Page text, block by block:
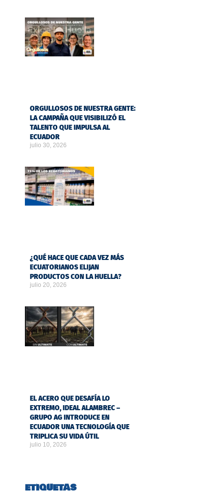
ORGULLOSOS DE NUESTRA GENTE:
LA CAMPAÑA QUE VISIBILIZÓ EL
TALENTO QUE IMPULSA AL
ECUADOR
julio 30, 2026
¿QUÉ HACE QUE CADA VEZ MÁS
ECUATORIANOS ELIJAN
PRODUCTOS CON LA HUELLA?
julio 20, 2026
EL ACERO QUE DESAFÍA LO
EXTREMO, IDEAL ALAMBREC –
GRUPO AG INTRODUCE EN
ECUADOR UNA TECNOLOGÍA QUE
TRIPLICA SU VIDA ÚTIL
julio 10, 2026
ETIQUETAS